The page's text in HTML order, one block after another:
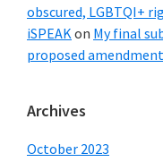
obscured, LGBTQI+
iSPEAKon My final
proposed
Archives
October 2023